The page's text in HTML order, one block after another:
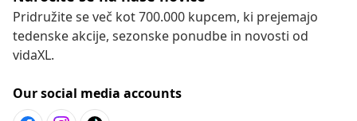
Pridružite se več kot 700.000 kupcem, ki prejemajo
tedenske akcije, sezonske ponudbe in novosti od
vidaXL.
Our social media accounts